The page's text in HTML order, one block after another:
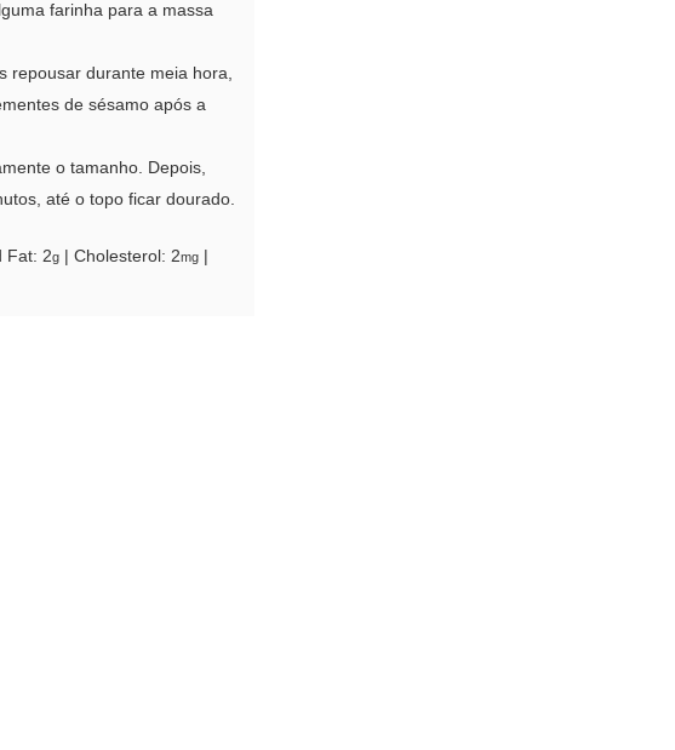
farinha para a massa
repousar durante meia hora,
de sésamo após a
o tamanho. Depois,
até o topo ficar dourado.
Fat: 2g Cholesterol: 2mg